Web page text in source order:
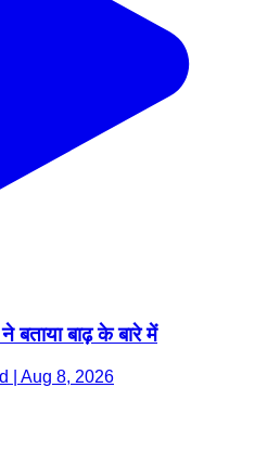
बताया बाढ़ के बारे में
| Aug 8, 2026